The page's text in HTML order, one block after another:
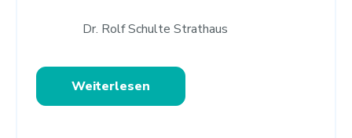
Dr. Rolf Schulte Strathaus
Weiterlesen